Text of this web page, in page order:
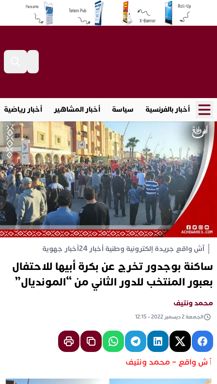
أخبار بالفرنسية سياسة أخبار المشاهير أخبار رياضية
آش واقع جريدة إلكترونية وطنية أخبار 24 أخبار جهوية
ساكنة بوجدور تخرج عن بكرة أبيها للاحتفال
بعبور المنتخب للدور الثاني من “المونديال”
محمد ونتيف
الجمعة 2 ديسمبر 2022 - 12:15
ٱش واقع – محمد ونتيف